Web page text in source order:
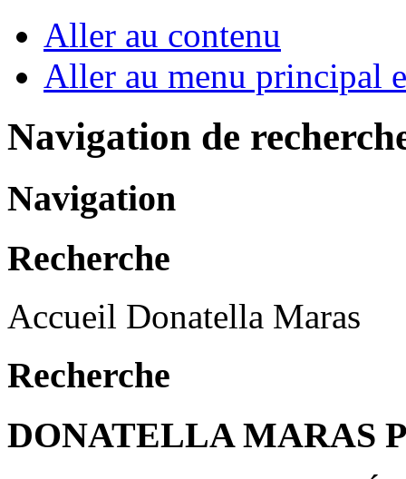
Aller au contenu
Aller au menu principal
Navigation de
Navigation
Recherche
Accueil Donatella Maras
Recherche
DONATELLA MARAS